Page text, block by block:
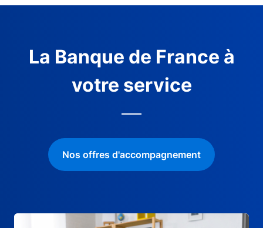
La Banque de France à
votre service
Nos offres d'accompagnement